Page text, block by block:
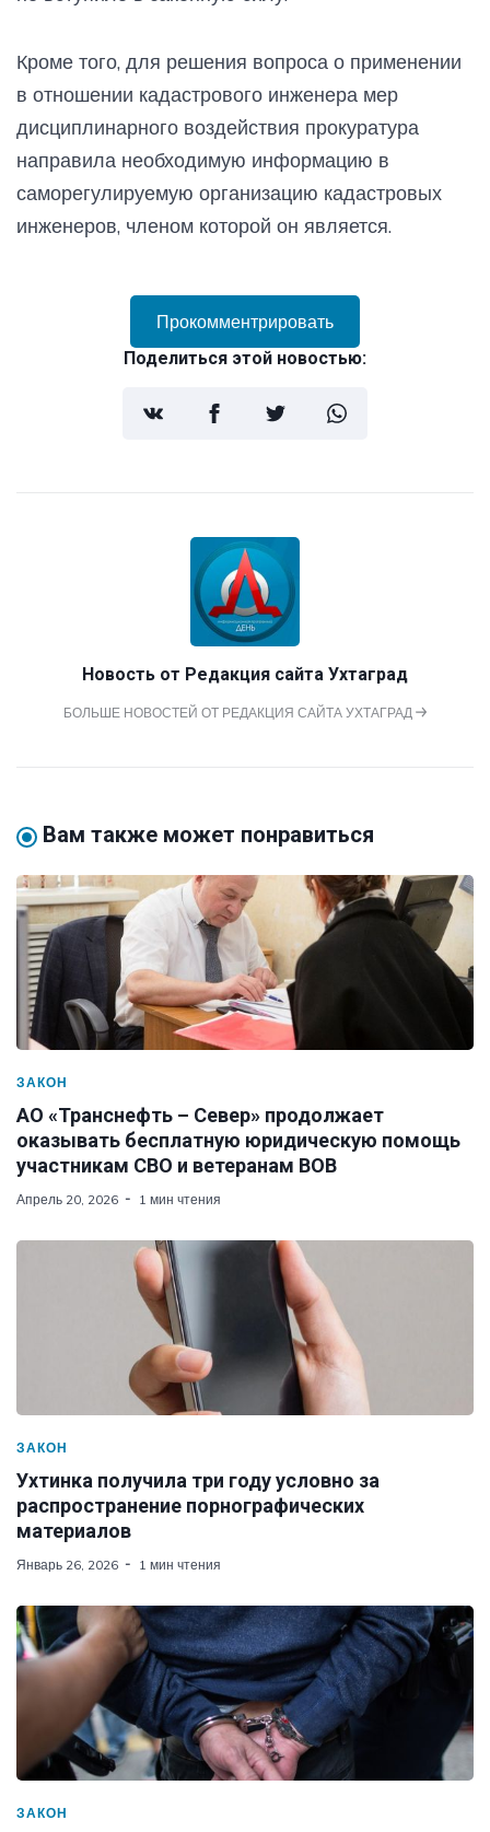
Кроме того, для решения вопроса о применении
в отношении кадастрового инженера мер
дисциплинарного воздействия прокуратура
направила необходимую информацию в
саморегулируемую организацию кадастровых
инженеров, членом которой он является.
Прокомментрировать
Поделиться этой новостью:
Новость от Редакция сайта Ухтаград
БОЛЬШЕ НОВОСТЕЙ ОТ РЕДАКЦИЯ САЙТА УХТАГРАД
Вам также может понравиться
ЗАКОН
АО «Транснефть – Север» продолжает
оказывать бесплатную юридическую помощь
участникам СВО и ветеранам ВОВ
Апрель 20, 2026 1 мин чтения
ЗАКОН
Ухтинка получила три году условно за
распространение порнографических
материалов
Январь 26, 2026 1 мин чтения
ЗАКОН